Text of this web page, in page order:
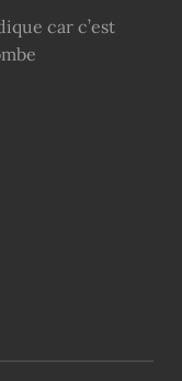
car c’est